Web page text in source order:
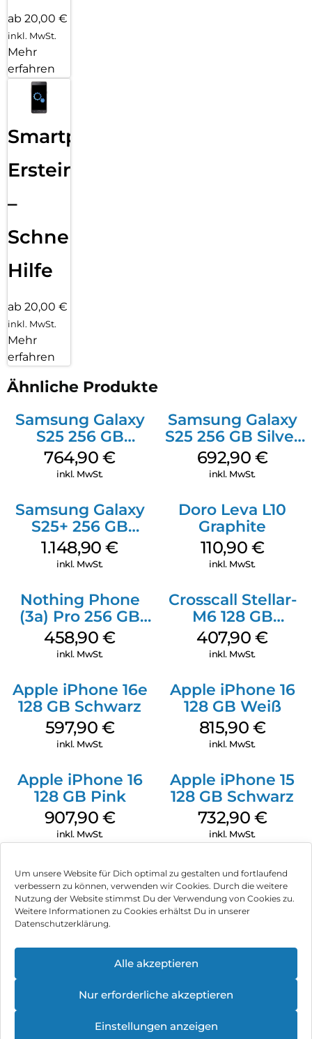
Um unsere Website für Dich optimal zu gestalten und fortlaufend
verbessern zu können, verwenden wir Cookies. Durch die weitere
Nutzung der Website stimmst Du der Verwendung von Cookies zu.
Weitere Informationen zu Cookies erhältst Du in unserer
Datenschutzerklärung.
Alle akzeptieren
Nur erforderliche akzeptieren
Einstellungen anzeigen
ab 20,00 €
inkl. MwSt.
Mehr
erfahren
Smartphone
Ersteinrichtung
–
Schnelle
Hilfe
ab 20,00 €
inkl. MwSt.
Mehr
erfahren
Ähnliche Produkte
Samsung Galaxy
S25 256 GB
Icyblue
764,90€
inkl. MwSt.
Samsung Galaxy
S25 256 GB Silver
Shadow
692,90 €
inkl. MwSt.
Samsung Galaxy
S25+ 256 GB
Icyblue
1.148,90€
inkl. MwSt.
Doro Leva L10
Graphite
110,90 €
inkl. MwSt.
Nothing Phone
(3a) Pro 256 GB
Grey
458,90€
inkl. MwSt.
Crosscall Stellar-
M6 128 GB
Schwarz
407,90€
inkl. MwSt.
Apple iPhone 16e
128 GB Schwarz
597,90 €
inkl. MwSt.
Apple iPhone 16
128 GB Weiß
815,90 €
inkl. MwSt.
Apple iPhone 16
128 GB Pink
907,90 €
inkl. MwSt.
Apple iPhone 15
128 GB Schwarz
732,90 €
inkl. MwSt.
Impressum
Hinweis zur Batterieentsorgung
Können wir Dir behilflich sein?